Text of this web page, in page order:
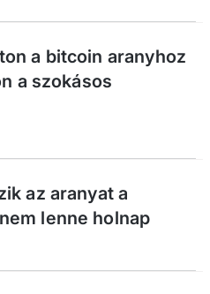
a bitcoin aranyhoz
a szokásos
az aranyat a
lenne holnap